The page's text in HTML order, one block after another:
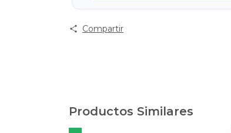
Compartir
Productos Similares